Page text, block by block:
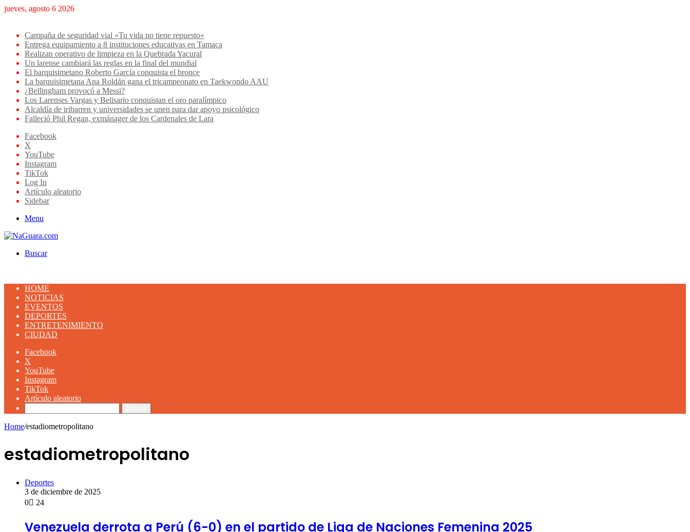
jueves, agosto 6 2026
Campaña de seguridad vial «Tu vida no tiene repuesto»
Entrega equipamiento a 8 instituciones educativas en Tamaca
Realizan operativo de limpieza en la Quebrada Yacural
Un larense cambiará las reglas en la final del mundial
El barquisimetano Roberto García conquista el bronce
La barquisimetana Ana Roldán gana el tricampeonato en Taekwondo AAU
¿Bellingham provocó a Messi?
Los Larenses Vargas y Belisario conquistan el oro paralímpico
Alcaldía de iribarren y universidades se unen para dar apoyo psicológico
Falleció Phil Regan, exmánager de los Cardenales de Lara
Facebook
X
YouTube
Instagram
TikTok
Log In
Artículo aleatorio
Sidebar
Menu
Buscar
HOME
NOTICIAS
EVENTOS
DEPORTES
ENTRETENIMIENTO
CIUDAD
Facebook
X
YouTube
Instagram
TikTok
Artículo aleatorio
Home/estadiometropolitano
estadiometropolitano
Deportes
3 de diciembre de 2025
0
24
Venezuela derrota a Perú (6-0) en el partido de Liga de Naciones Femenina 2025